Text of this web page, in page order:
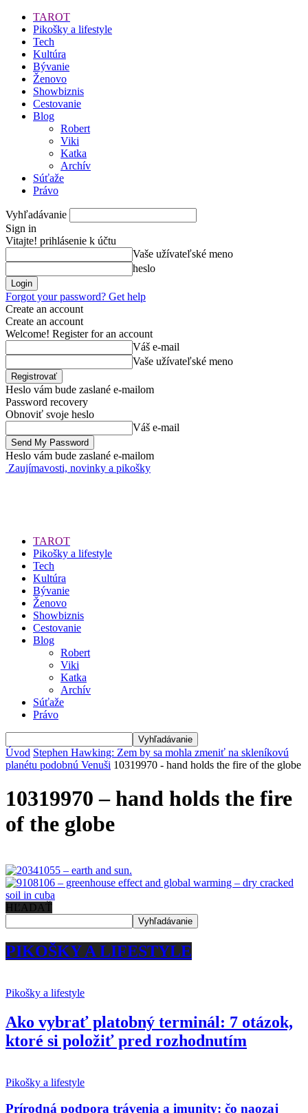
TAROT
Pikošky a lifestyle
Tech
Kultúra
Bývanie
Ženovo
Showbiznis
Cestovanie
Blog
Robert
Viki
Katka
Archív
Súťaže
Právo
Vyhľadávanie
Sign in
Vitajte! prihlásenie k účtu
Vaše užívateľské meno
heslo
Forgot your password? Get help
Create an account
Create an account
Welcome! Register for an account
Váš e-mail
Vaše užívateľské meno
Heslo vám bude zaslané e-mailom
Password recovery
Obnoviť svoje heslo
Váš e-mail
Heslo vám bude zaslané e-mailom
Zaujímavosti, novinky a pikošky
TAROT
Pikošky a lifestyle
Tech
Kultúra
Bývanie
Ženovo
Showbiznis
Cestovanie
Blog
Robert
Viki
Katka
Archív
Súťaže
Právo
Úvod Stephen Hawking: Zem by sa mohla zmeniť na skleníkovú
planétu podobnú Venuši 10319970 - hand holds the fire of the globe
10319970 – hand holds the fire
of the globe
HĽADAŤ
PIKOŠKY A LIFESTYLE
Pikošky a lifestyle
Ako vybrať platobný terminál: 7 otázok,
ktoré si položiť pred rozhodnutím
Pikošky a lifestyle
Prírodná podpora trávenia a imunity: čo naozaj